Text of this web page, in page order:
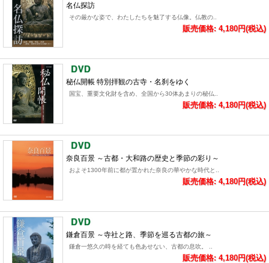
名仏探訪
その厳かな姿で、わたしたちを魅了する仏像。仏教の..
販売価格: 4,180円(税込)
秘仏開帳 特別拝観の古寺・名刹をゆく
国宝、重要文化財を含め、全国から30体あまりの秘仏..
販売価格: 4,180円(税込)
奈良百景 ～古都・大和路の歴史と季節の彩り～
およそ1300年前に都が置かれた奈良の華やかな時代と..
販売価格: 4,180円(税込)
鎌倉百景 ～寺社と路、季節を巡る古都の旅～
鎌倉一悠久の時を経ても色あせない、古都の息吹。 ..
販売価格: 4,180円(税込)